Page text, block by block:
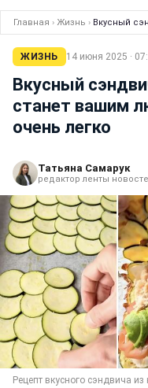
Главная › Жизнь › Вкусный
ЖИЗНЬ 14 июня 2025 ·
Вкусный
станет вашим
очень легко
Татьяна Самарук
редактор ленты
Рецепт вкусного сэндвича